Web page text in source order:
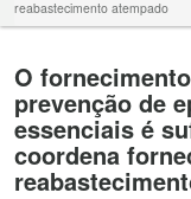
reabastecimento atempado
O
prevenção de
essenciais é
coordena